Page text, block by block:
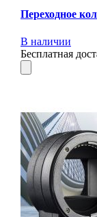
Переходное
В наличии
Бесплатная